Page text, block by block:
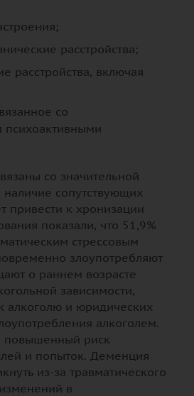
расстройства;
расстройства, включая
со
психоактивными
со значительной
сопутствующих
привести к хронизации
показали, что 51,9%
стрессовым
злоупотребляют
о раннем возрасте
зависимости,
алкоголю и юридических
алкоголем.
повышенный риск
и попыток. Деменция
из-за травматического
в